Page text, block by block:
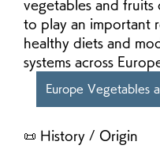
vegetables and fruits
to play an important
healthy diets and
systems across
Europe Vegetables
📜 History / Origin